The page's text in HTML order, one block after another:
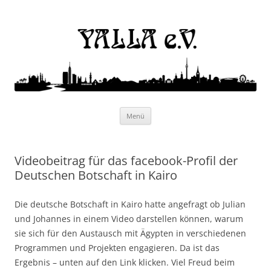
Menü
Videobeitrag für das facebook-Profil der
Deutschen Botschaft in Kairo
Die deutsche Botschaft in Kairo hatte angefragt ob Julian
und Johannes in einem Video darstellen können, warum
sie sich für den Austausch mit Ägypten in verschiedenen
Programmen und Projekten engagieren. Da ist das
Ergebnis – unten auf den Link klicken. Viel Freud beim